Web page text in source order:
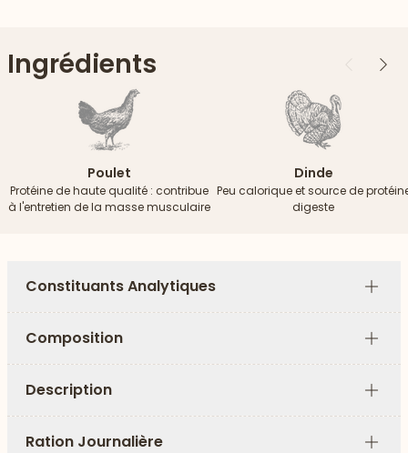
Ingrédients Précédent
Poulet
Protéine de haute qualité : contribue
à l'entretien de la masse musculaire
Dinde
Peu calorique et source de
digeste
Constituants Analytiques
Plus
Composition
Plus
Description
Plus
Ration Journalière